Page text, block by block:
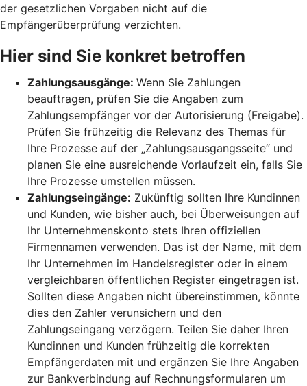
der gesetzlichen Vorgaben nicht auf die
Empfängerüberprüfung verzichten.
Hier sind Sie konkret betroffen
Zahlungsausgänge: Wenn Sie Zahlungen
beauftragen, prüfen Sie die Angaben zum
Zahlungsempfänger vor der Autorisierung (Freigabe).
Prüfen Sie frühzeitig die Relevanz des Themas für
Ihre Prozesse auf der „Zahlungsausgangsseite“ und
planen Sie eine ausreichende Vorlaufzeit ein, falls Sie
Ihre Prozesse umstellen müssen.
Zahlungseingänge: Zukünftig sollten Ihre Kundinnen
und Kunden, wie bisher auch, bei Überweisungen auf
Ihr Unternehmenskonto stets Ihren offiziellen
Firmennamen verwenden. Das ist der Name, mit dem
Ihr Unternehmen im Handelsregister oder in einem
vergleichbaren öffentlichen Register eingetragen ist.
Sollten diese Angaben nicht übereinstimmen, könnte
dies den Zahler verunsichern und den
Zahlungseingang verzögern. Teilen Sie daher Ihren
Kundinnen und Kunden frühzeitig die korrekten
Empfängerdaten mit und ergänzen Sie Ihre Angaben
zur Bankverbindung auf Rechnungsformularen um